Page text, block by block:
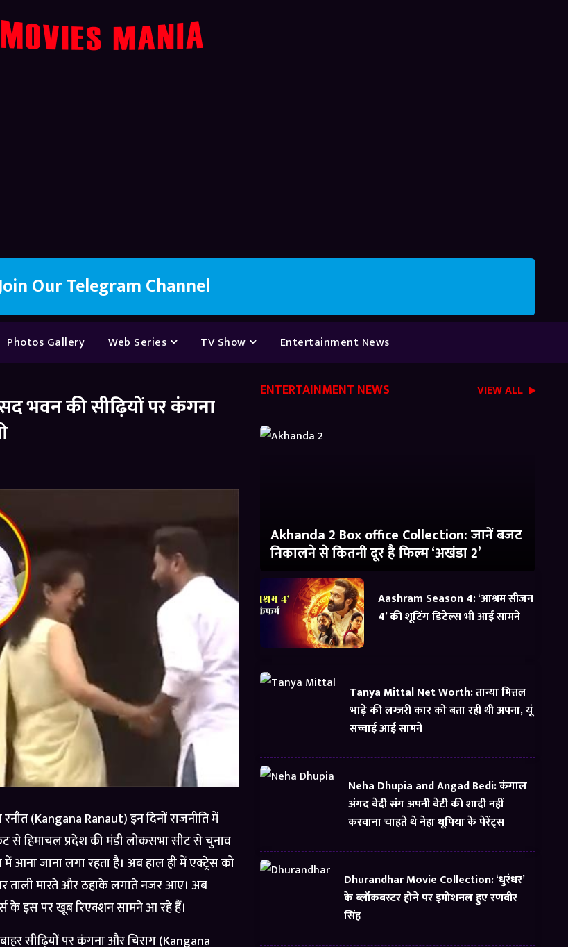
Our Telegram Channel
Photos Gallery Web Series TV Show Entertainment News
भवन की सीढ़ियों पर कंगना
(Kangana Ranaut) इन दिनों राजनीति में
से हिमाचल प्रदेश की मंडी लोकसभा सीट से चुनाव
जाना लगा रहता है। अब हाल ही में एक्ट्रेस को
पर ताली मारते और ठहाके लगाते नजर आए। अब
के इस पर खूब रिएक्शन सामने आ रहे हैं।
सीढ़ियों पर कंगना और चिराग (Kangana
ENTERTAINMENT NEWS VIEW ALL
Akhanda 2 Box office Collection: जानें बजट
निकालने से कितनी दूर है फिल्म ‘अखंडा 2’
Aashram Season 4: ‘आश्रम सीजन
4’ की शूटिंग डिटेल्स भी आई सामने
Tanya Mittal Net Worth: तान्या मित्तल
भाड़े की लग्जरी कार को बता रही थी अपना, यूं
सच्चाई आई सामने
Neha Dhupia and Angad Bedi: कंगाल
अंगद बेदी संग अपनी बेटी की शादी नहीं
करवाना चाहते थे नेहा धूपिया के पेरेंट्स
Dhurandhar Movie Collection: ‘धुरंधर’
के ब्लॉकबस्टर होने पर इमोशनल हुए रणवीर
सिंह